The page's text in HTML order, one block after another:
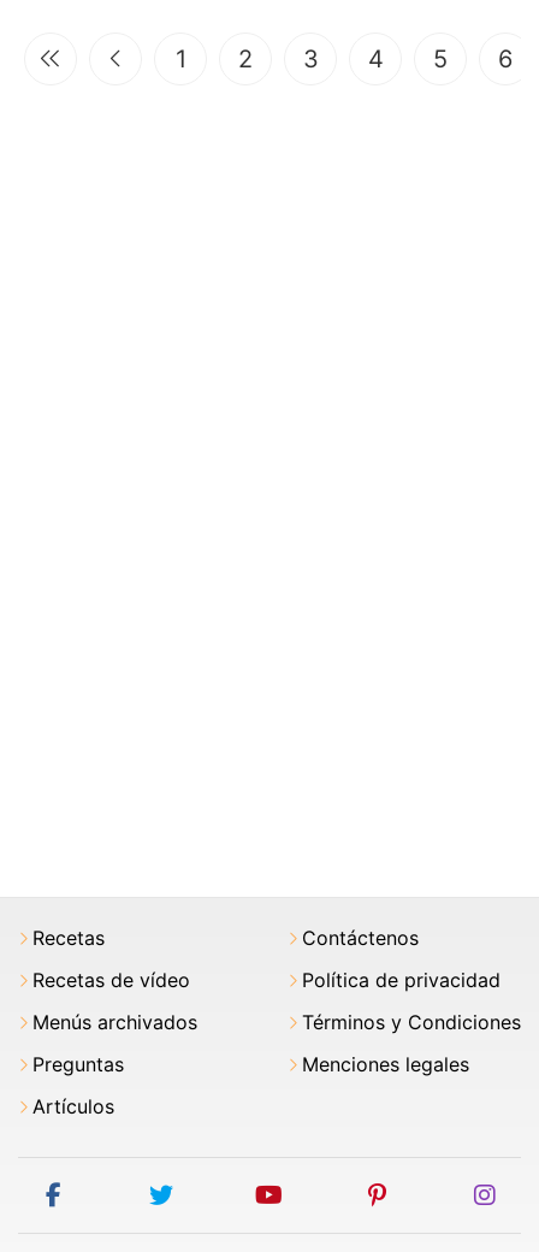
1 2 3 4 5 6
Recetas
Recetas de vídeo
Menús archivados
Preguntas
Artículos
Contáctenos
Política de privacidad
Términos y Condiciones
Menciones legales
facebook twitter youtube pinterest